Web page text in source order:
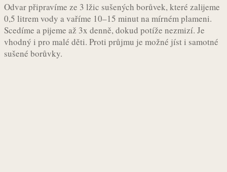
Odvar připravíme ze 3 lžic sušených borůvek, které zalijeme
0,5 litrem vody a vaříme 10–15 minut na mírném plameni.
Scedíme a pijeme až 3x denně, dokud potíže nezmizí. Je
vhodný i pro malé děti. Proti průjmu je možné jíst i samotné
sušené borůvky.